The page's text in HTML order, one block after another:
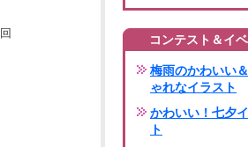
回 コンテスト＆イ
梅雨のかわいい
ゃれなイラスト
かわいい！七夕
ト